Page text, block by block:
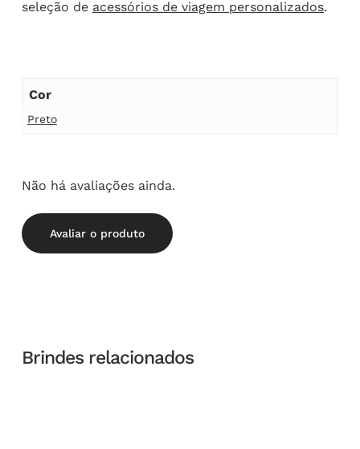
seleção de acessórios de viagem personalizados.
Cor
Preto
Não há avaliações ainda.
Avaliar o produto
Brindes relacionados